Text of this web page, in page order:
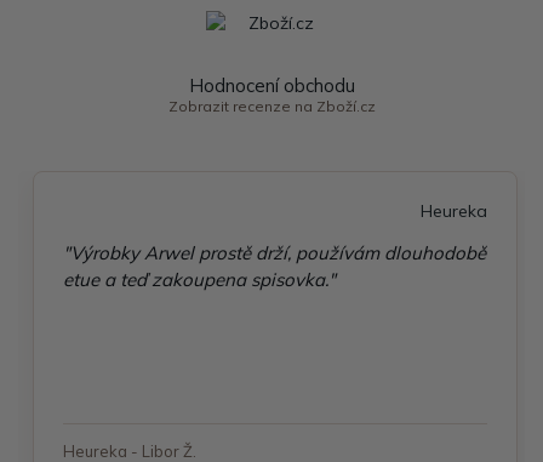
Hodnocení obchodu
Zobrazit recenze na Zboží.cz
Heureka
"Výrobky Arwel prostě drží, používám dlouhodobě
etue a teď zakoupena spisovka."
Heureka - Libor Ž.